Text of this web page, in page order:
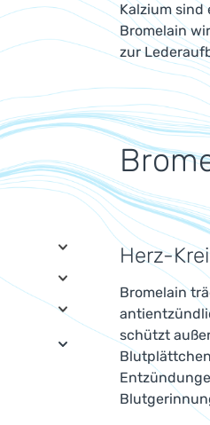
Kalzium sind
Bromelain
zur
Herz-
Bromelain
schützt